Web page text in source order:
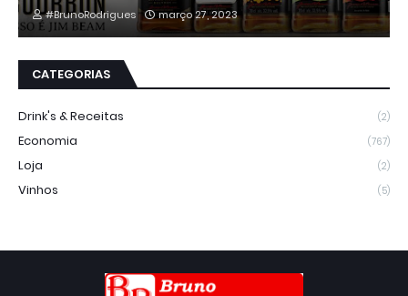
#BrunoRodrigues março 27, 2023
CATEGORIAS
Drink's & Receitas (2)
Economia (767)
Loja (2)
Vinhos (5)